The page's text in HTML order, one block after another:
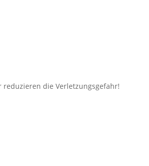
die Verletzungsgefahr!